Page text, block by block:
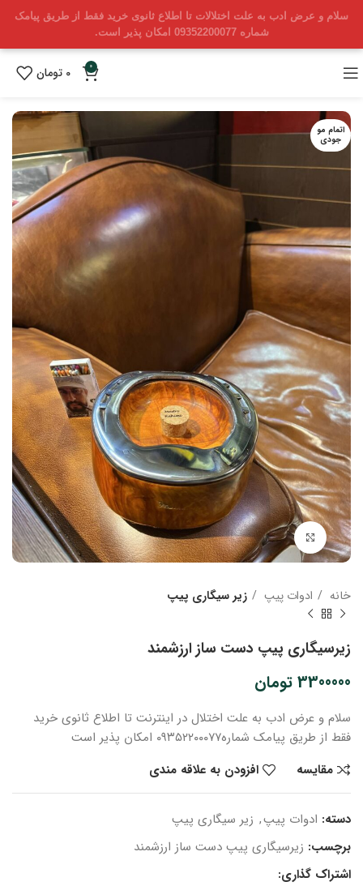
سلام و عرض ادب به علت اختلالات تا اطلاع ثانوی خرید فقط از طریق پیامک
شماره 09352200077 امکان پذیر است.
0
0 تومان
اتمام مو
جودی
بزرگنمایی تصویر
خانه ادوات پیپ زیر سیگاری پیپ
زیرسیگاری پیپ دست ساز ارزشمند
3300000 تومان
سلام و عرض ادب به علت اختلال در اینترنت تا اطلاع ثانوی خرید
فقط از طریق پیامک شماره۰۹۳۵۲۲۰۰۰۷۷ امکان پذیر است
مقایسه
افزودن به علاقه مندی
دسته: ادوات پیپ, زیر سیگاری پیپ
برچسب: زیرسیگاری پیپ دست ساز ارزشمند
اشتراک گذاری: